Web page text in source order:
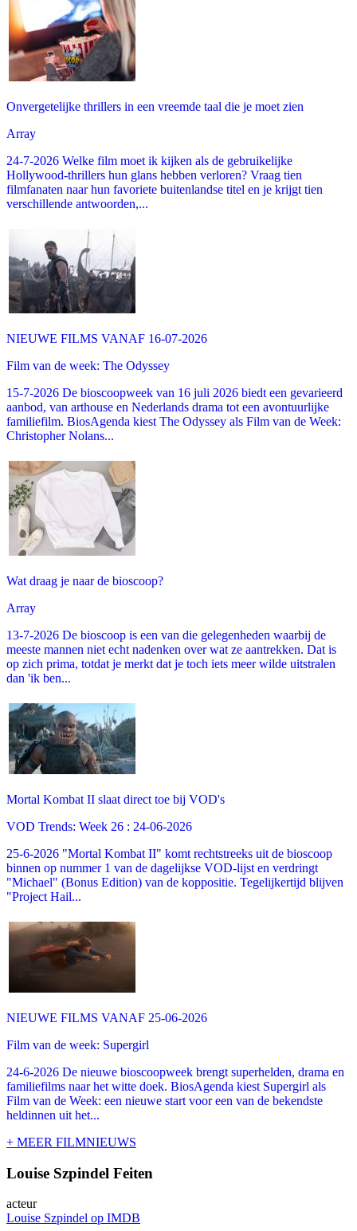
Onvergetelijke thrillers in een vreemde taal die je moet zien
Array
24-7-2026 Welke film moet ik kijken als de gebruikelijke
Hollywood-thrillers hun glans hebben verloren? Vraag tien
filmfanaten naar hun favoriete buitenlandse titel en je krijgt tien
verschillende antwoorden,...
NIEUWE FILMS VANAF 16-07-2026
Film van de week: The Odyssey
15-7-2026 De bioscoopweek van 16 juli 2026 biedt een gevarieerd
aanbod, van arthouse en Nederlands drama tot een avontuurlijke
familiefilm. BiosAgenda kiest The Odyssey als Film van de Week:
Christopher Nolans...
Wat draag je naar de bioscoop?
Array
13-7-2026 De bioscoop is een van die gelegenheden waarbij de
meeste mannen niet echt nadenken over wat ze aantrekken. Dat is
op zich prima, totdat je merkt dat je toch iets meer wilde uitstralen
dan 'ik ben...
Mortal Kombat II slaat direct toe bij VOD's
VOD Trends: Week 26 : 24-06-2026
25-6-2026 "Mortal Kombat II" komt rechtstreeks uit de bioscoop
binnen op nummer 1 van de dagelijkse VOD-lijst en verdringt
"Michael" (Bonus Edition) van de koppositie. Tegelijkertijd blijven
"Project Hail...
NIEUWE FILMS VANAF 25-06-2026
Film van de week: Supergirl
24-6-2026 De nieuwe bioscoopweek brengt superhelden, drama en
familiefilms naar het witte doek. BiosAgenda kiest Supergirl als
Film van de Week: een nieuwe start voor een van de bekendste
heldinnen uit het...
+ MEER FILMNIEUWS
Louise Szpindel Feiten
acteur
Louise Szpindel op IMDB